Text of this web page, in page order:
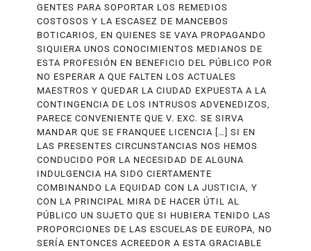
GENTES PARA SOPORTAR LOS REMEDIOS
COSTOSOS Y LA ESCASEZ DE MANCEBOS
BOTICARIOS, EN QUIENES SE VAYA PROPAGANDO
SIQUIERA UNOS CONOCIMIENTOS MEDIANOS DE
ESTA PROFESIÓN EN BENEFICIO DEL PÚBLICO POR
NO ESPERAR A QUE FALTEN LOS ACTUALES
MAESTROS Y QUEDAR LA CIUDAD EXPUESTA A LA
CONTINGENCIA DE LOS INTRUSOS ADVENEDIZOS,
PARECE CONVENIENTE QUE V. EXC. SE SIRVA
MANDAR QUE SE FRANQUEE LICENCIA […] SI EN
LAS PRESENTES CIRCUNSTANCIAS NOS HEMOS
CONDUCIDO POR LA NECESIDAD DE ALGUNA
INDULGEN­CIA HA SIDO CIERTAMENTE
COMBINANDO LA EQUIDAD CON LA JUSTICIA, Y
CON LA PRINCIPAL MIRA DE HACER ÚTIL AL
PÚBLICO UN SUJETO QUE SI HUBIERA TENIDO LAS
PROPORCIONES DE LAS ESCUELAS DE EUROPA, NO
SERÍA ENTONCES ACREEDOR A ESTA GRACIABLE